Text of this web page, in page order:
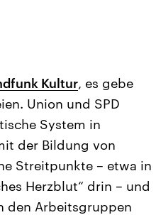
Kultur, es gebe
Union und SPD
System in
der Bildung von
Streitpunkte – etwa in
Herzblut“ drin – und
den Arbeitsgruppen